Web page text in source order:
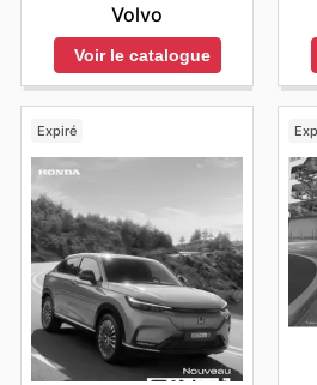
Volvo
Voir le catalogue
Expiré